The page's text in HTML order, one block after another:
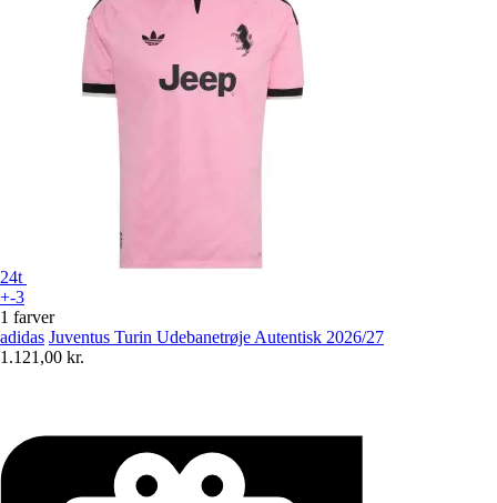
24t
+-3
1 farver
adidas Juventus Turin Udebanetrøje Autentisk 2026/27
1.121,00 kr.